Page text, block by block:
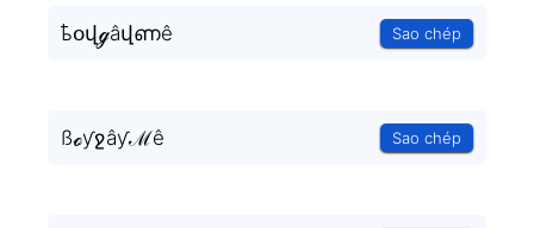
ҍօվℊâվണê Sao chép
ßℴƴջâƴℳê Sao chép